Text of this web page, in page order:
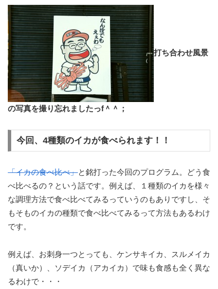
打ち合わせ風景
の写真を撮り忘れましたっf＾＾；
今回、4種類のイカが食べられます！！
「イカの食べ比べ」と銘打った今回のプログラム。どう食
べ比べるの？という話です。例えば、１種類のイカを様々
な調理方法で食べ比べてみるっていうのもありですし、そ
もそものイカの種類で食べ比べてみるって方法もあるわけ
です。
例えば、お刺身一つとっても、ケンサキイカ、スルメイカ
（真いか）、ソデイカ（アカイカ）で味も食感も全く異な
るわけで・・・